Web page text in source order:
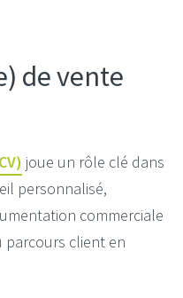
de vente
joue un rôle clé dans
personnalisé,
commerciale
client en